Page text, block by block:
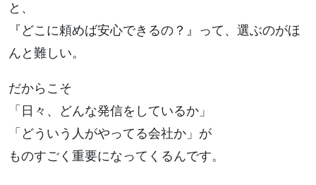
と、
『どこに頼めば安心できるの？』って、選ぶのがほ
んと難しい。
だからこそ
「日々、どんな発信をしているか」
「どういう人がやってる会社か」が
ものすごく重要になってくるんです。